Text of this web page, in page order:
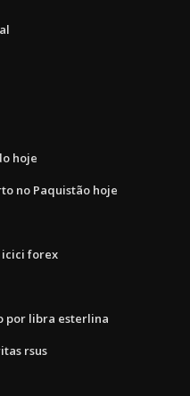
hoje
no Paquistão hoje
forex
por libra esterlina
rsus